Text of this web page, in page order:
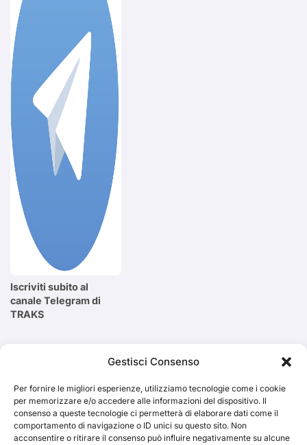
Gestisci Consenso
Per fornire le migliori esperienze, utilizziamo tecnologie come i cookie
per memorizzare e/o accedere alle informazioni del dispositivo. Il
consenso a queste tecnologie ci permetterà di elaborare dati come il
comportamento di navigazione o ID unici su questo sito. Non
acconsentire o ritirare il consenso può influire negativamente su alcune
Iscriviti subito al
canale Telegram di
TRAKS
Cerca